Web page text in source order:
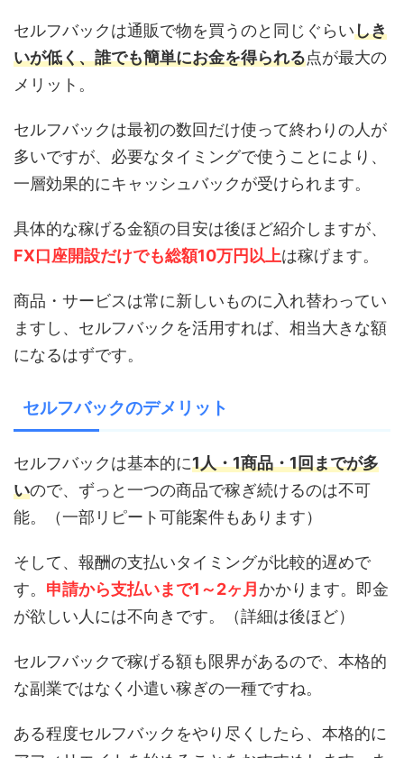
セルフバックは通販で物を買うのと同じぐらいしき
いが低く、誰でも簡単にお金を得られる点が最大の
メリット。
セルフバックは最初の数回だけ使って終わりの人が
多いですが、必要なタイミングで使うことにより、
一層効果的にキャッシュバックが受けられます。
具体的な稼げる金額の目安は後ほど紹介しますが、
FX口座開設だけでも総額10万円以上は稼げます。
商品・サービスは常に新しいものに入れ替わってい
ますし、セルフバックを活用すれば、相当大きな額
になるはずです。
セルフバックのデメリット
セルフバックは基本的に1人・1商品・1回までが多
いので、ずっと一つの商品で稼ぎ続けるのは不可
能。（一部リピート可能案件もあります）
そして、報酬の支払いタイミングが比較的遅めで
す。 申請から支払いまで1～2ヶ月かかります。即金
が欲しい人には不向きです。（詳細は後ほど）
セルフバックで稼げる額も限界があるので、本格的
な副業ではなく小遣い稼ぎの一種ですね。
ある程度セルフバックをやり尽くしたら、本格的に